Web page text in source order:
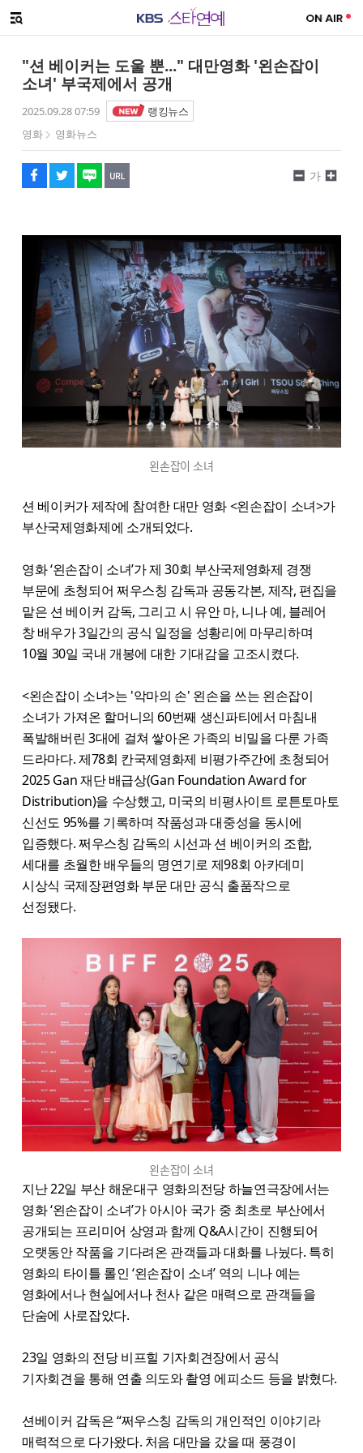
메뉴 열기
"션 베이커는 도울 뿐..." 대만영화 '왼손잡이
소녀' 부국제에서 공개
2025.09.28 07:59
랭킹뉴스
영화
영화뉴스
페이스북
트위터
네이버
URL복사
글씨 작게보기
가
글씨 크게보기
왼손잡이 소녀
션 베이커가 제작에 참여한 대만 영화 <왼손잡이 소녀>가
부산국제영화제에 소개되었다.
영화 ‘왼손잡이 소녀’가 제 30회 부산국제영화제 경쟁
부문에 초청되어 쩌우스칭 감독과 공동각본, 제작, 편집을
맡은 션 베이커 감독, 그리고 시 유안 마, 니나 예, 블레어
창 배우가 3일간의 공식 일정을 성황리에 마무리하며
10월 30일 국내 개봉에 대한 기대감을 고조시켰다.
<왼손잡이 소녀>는 '악마의 손' 왼손을 쓰는 왼손잡이
소녀가 가져온 할머니의 60번째 생신파티에서 마침내
폭발해버린 3대에 걸쳐 쌓아온 가족의 비밀을 다룬 가족
드라마다. 제78회 칸국제영화제 비평가주간에 초청되어
2025 Gan 재단 배급상(Gan Foundation Award for
Distribution)을 수상했고, 미국의 비평사이트 로튼토마토
신선도 95%를 기록하며 작품성과 대중성을 동시에
입증했다. 쩌우스칭 감독의 시선과 션 베이커의 조합,
세대를 초월한 배우들의 명연기로 제98회 아카데미
시상식 국제장편영화 부문 대만 공식 출품작으로
선정됐다.
왼손잡이 소녀
지난 22일 부산 해운대구 영화의전당 하늘연극장에서는
영화 ‘왼손잡이 소녀’가 아시아 국가 중 최초로 부산에서
공개되는 프리미어 상영과 함께 Q&A시간이 진행되어
오랫동안 작품을 기다려온 관객들과 대화를 나눴다. 특히
영화의 타이틀 롤인 ‘왼손잡이 소녀’ 역의 니나 예는
영화에서나 현실에서나 천사 같은 매력으로 관객들을
단숨에 사로잡았다.
23일 영화의 전당 비프힐 기자회견장에서 공식
기자회견을 통해 연출 의도와 촬영 에피소드 등을 밝혔다.
션베이커 감독은 “쩌우스칭 감독의 개인적인 이야기라
매력적으로 다가왔다. 처음 대만을 갔을 때 풍경이
해시태그